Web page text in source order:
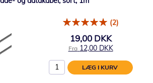
(2)
19,00 DKK
Fra 12,00 DKK
LÆG I KURV